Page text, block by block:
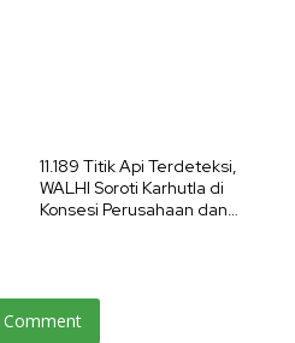
11.189 Titik Api Terdeteksi,
WALHI Soroti Karhutla di
Konsesi Perusahaan dan
Comment